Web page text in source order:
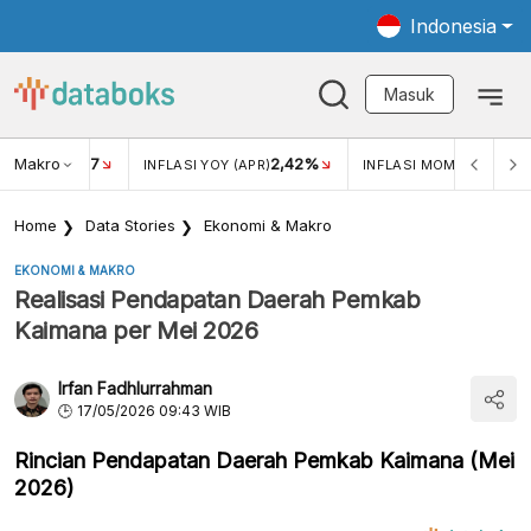
Indonesia
Masuk
Makro
USD/IDR 17 INFLASI YOY (APR)2,42% INFLASI MOM (MAR)
Home Data Stories Ekonomi & Makro
EKONOMI & MAKRO
Realisasi Pendapatan Daerah Pemkab
Kaimana per Mei 2026
Irfan Fadhlurrahman
17/05/2026 09:43 WIB
Rincian Pendapatan Daerah Pemkab Kaimana (Mei
2026)